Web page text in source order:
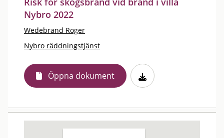
Nybro 2022
Wedebrand Roger
Nybro räddningstjänst
Öppna dokument